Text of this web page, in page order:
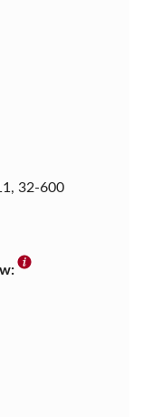
32-600